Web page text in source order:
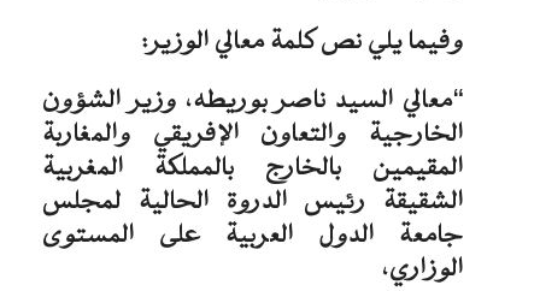
وفيما يلي نص كلمة معالي الوزير:
“معالي السيد ناصر بوريطه، وزير الشؤون
الخارجية والتعاون الإفريقي والمغاربة
المقيمين بالخارج بالمملكة المغربية
الشقيقة رئيس الدروة الحالية لمجلس
جامعة الدول العربية على المستوى
الوزاري،